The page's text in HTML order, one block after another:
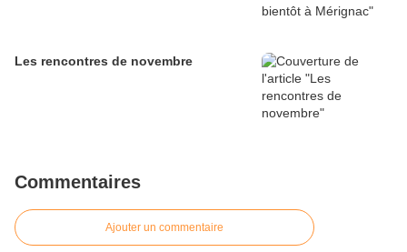
Les rencontres de novembre
Commentaires
Ajouter un commentaire